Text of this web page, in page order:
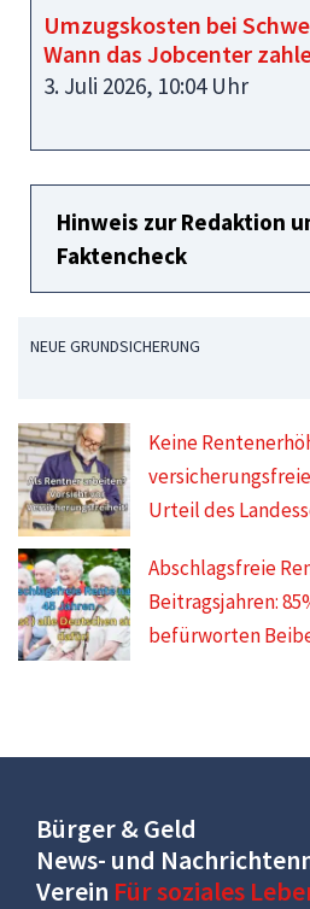
Umzugskosten bei
Wann das Jobcenter
3. Juli 2026, 10:04 Uhr
Hinweis zur Redaktion
Faktencheck
NEUE GRUNDSICHERUNG
Keine
Urteil des
Abschlagsfreie
Beitragsjahren:
befürworten
Bürger & Geld
News- und
Verein Für soziales